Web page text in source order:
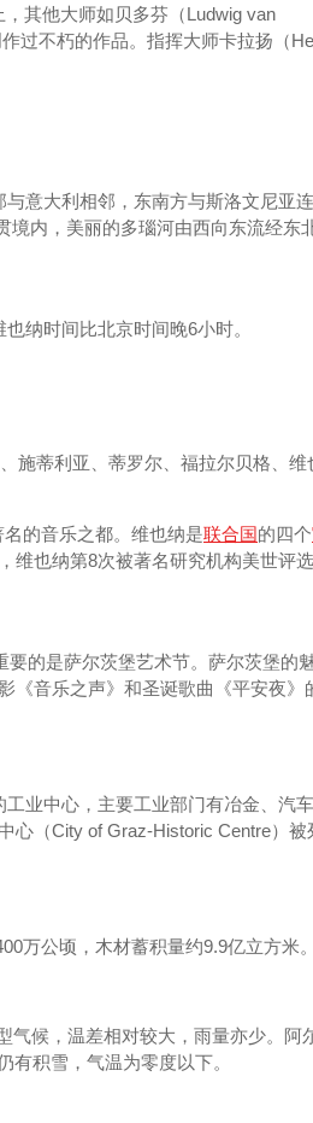
其他大师如贝多芬（Ludwig van
过不朽的作品。指挥大师卡拉扬（
意大利相邻，东南方与斯洛文尼亚
内，美丽的多瑙河由西向东流经东
纳时间比北京时间晚6小时。
施蒂利亚、蒂罗尔、福拉尔贝格、维
的音乐之都。维也纳是联合国的四个
维也纳第8次被著名研究机构美世评
要的是萨尔茨堡艺术节。萨尔茨堡的
音乐之声》和圣诞歌曲《平安夜》
业中心，主要工业部门有冶金、汽车
心（City of Graz-Historic Centre）被
万公顷，木材蓄积量约9.9亿立方米。
气候，温差相对较大，雨量亦少。阿
积雪，气温为零度以下。